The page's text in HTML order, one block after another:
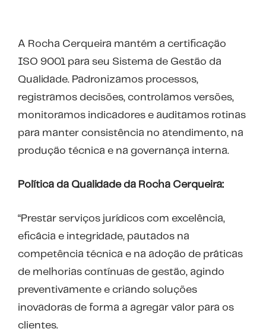
A Rocha Cerqueira mantém a certificação
ISO 9001 para seu Sistema de Gestão da
Qualidade. Padronizamos processos,
registramos decisões, controlamos versões,
monitoramos indicadores e auditamos rotinas
para manter consistência no atendimento, na
produção técnica e na governança interna.
Política da Qualidade da Rocha Cerqueira:
“Prestar serviços jurídicos com excelência,
eficácia e integridade, pautados na
competência técnica e na adoção de práticas
de melhorias contínuas de gestão, agindo
preventivamente e criando soluções
inovadoras de forma a agregar valor para os
clientes.